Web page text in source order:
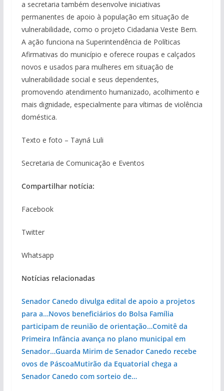
a secretaria também desenvolve iniciativas
permanentes de apoio à população em situação de
vulnerabilidade, como o projeto Cidadania Veste Bem.
A ação funciona na Superintendência de Políticas
Afirmativas do município e oferece roupas e calçados
novos e usados para mulheres em situação de
vulnerabilidade social e seus dependentes,
promovendo atendimento humanizado, acolhimento e
mais dignidade, especialmente para vítimas de violência
doméstica.
Texto e foto – Tayná Luli
Secretaria de Comunicação e Eventos
Compartilhar notícia:
Facebook
Twitter
Whatsapp
Notícias relacionadas
Senador Canedo divulga edital de apoio a projetos
para a…Novos beneficiários do Bolsa Família
participam de reunião de orientação…Comitê da
Primeira Infância avança no plano municipal em
Senador…Guarda Mirim de Senador Canedo recebe
ovos de PáscoaMutirão da Equatorial chega a
Senador Canedo com sorteio de…